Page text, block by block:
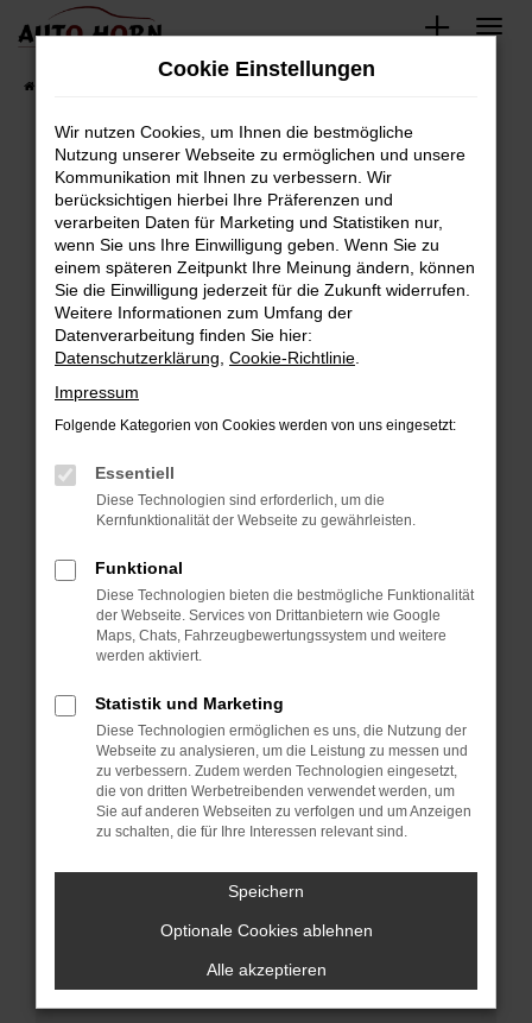
Zum
springen
Fahrzeugbestand
Fehler: Network Error
Beim Laden ist ein Fehler aufgetreten.
Hier sind ein paar Tipps, die dir helfen können:
Überprüfe deine Firewall und deine
Internetverbindung.
Laden andere Webseiten, zum Beispiel deine
Suchmaschine?
Prüfe deine Browsererweiterungen.
können das Laden bestimmter Seiten
verhindern. Funktioniert die Seite in einem
anderen Browser oder in einem privaten
Starte dein Gerät neu.
Das kann manchmal helfen, vorübergehende
Probleme zu beheben.
Betriebssystem auf dem neuesten Stand
sind.
Veraltete Software birgt nicht nur ein
Sicherheitsrisiko, sondern kann auch dazu
führen, dass bestimmte Funktionen nicht mehr
unterstützt werden.
Wende dich an den Webseitenbetreiber.
Wenn du alle oben genannten Schritte versucht
hast, kontaktiere uns bitte. Wir werden
versuchen, das Problem zu beheben. Du kannst
uns diesen Text schicken, um uns bei der
Cookie Einstellungen
Wir nutzen Cookies, um Ihnen die bestmögliche
Nutzung unserer Webseite zu ermöglichen und unsere
Kommunikation mit Ihnen zu verbessern. Wir
berücksichtigen hierbei Ihre Präferenzen und
verarbeiten Daten für Marketing und Statistiken nur,
wenn Sie uns Ihre Einwilligung geben. Wenn Sie zu
einem späteren Zeitpunkt Ihre Meinung ändern, können
Sie die Einwilligung jederzeit für die Zukunft widerrufen.
Weitere Informationen zum Umfang der
Datenverarbeitung finden Sie hier:
Datenschutzerklärung Cookie-Richtlinie
Impressum
Folgende Kategorien von Cookies werden von uns eingesetzt:
Essentiell
Diese Technologien sind erforderlich, um die
Kernfunktionalität der Webseite zu gewährleisten.
Funktional
Diese Technologien bieten die bestmögliche Funktionalität
der Webseite. Services von Drittanbietern wie Google
Maps, Chats, Fahrzeugbewertungssystem und weitere
werden aktiviert.
Statistik und Marketing
Diese Technologien ermöglichen es uns, die Nutzung der
Webseite zu analysieren, um die Leistung zu messen und
zu verbessern. Zudem werden Technologien eingesetzt,
die von dritten Werbetreibenden verwendet werden, um
Sie auf anderen Webseiten zu verfolgen und um Anzeigen
zu schalten, die für Ihre Interessen relevant sind.
Speichern
Optionale Cookies ablehnen
Alle akzeptieren